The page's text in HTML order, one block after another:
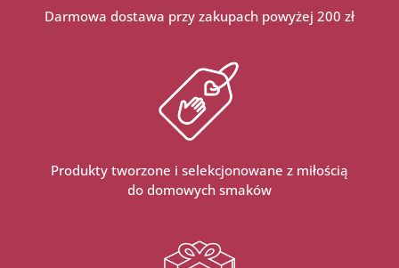
Darmowa dostawa przy zakupach powyżej 200 zł
Produkty tworzone i selekcjonowane z miłością
do domowych smaków